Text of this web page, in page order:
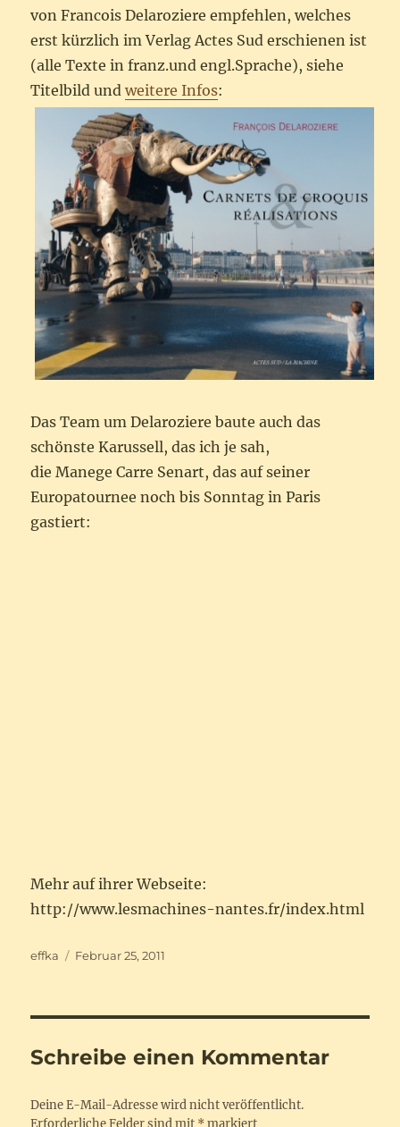
von Francois Delaroziere empfehlen, welches
erst kürzlich im Verlag Actes Sud erschienen ist
(alle Texte in franz.und engl.Sprache), siehe
Titelbild undweitere Infos:
Das Team um Delaroziere baute auch das
schönste Karussell, das ich je sah,
die Manege Carre Senart, das auf seiner
Europatournee noch bis Sonntag in Paris
gastiert:
Mehr auf ihrer Webseite:
http://www.lesmachines-nantes.fr/index.html
Autor
effka
Veröffentlicht
Februar 25, 2011
Schreibe einen Kommentar
Deine E-Mail-Adresse wird nicht veröffentlicht.